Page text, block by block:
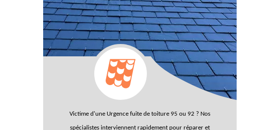
Victime d'une Urgence fuite de toiture 95 ou 92 ? Nos
spécialistes interviennent rapidement pour réparer et